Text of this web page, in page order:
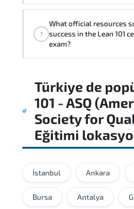
conceptual
capability through
?
What official resources
success in the Lean 101
exam?
self-paced study often
certification outcomes.
Türkiye de
101 - ASQ
Society for
Eğitimi
İstanbul Ankara
Bursa Antalya